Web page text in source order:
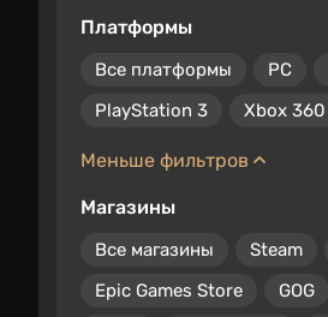
Платформы
Все платформы PC
PlayStation 3
Xbox 360
Меньше фильтров
Магазины
Все магазины Steam
Epic Games Store
GOG